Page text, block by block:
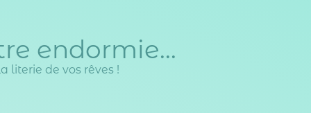
endormie...
literie de vos rêves !